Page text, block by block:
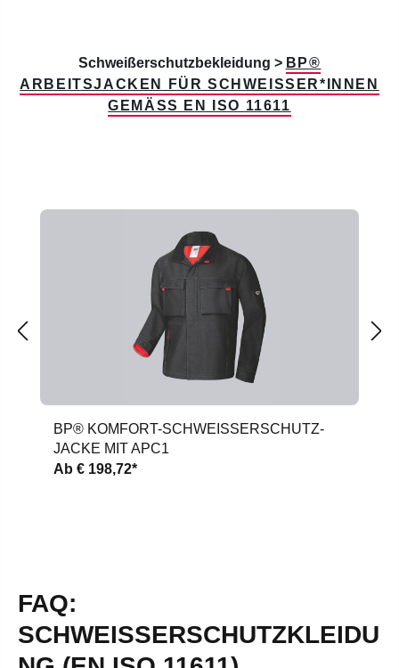
Schweißerschutzbekleidung > BP®
ARBEITSJACKEN FÜR SCHWEISSER*INNEN G
EMÄSS EN ISO 11611
BP® KOMFORT-SCHWEISSERSCHUTZ-J
ACKE MIT APC1
Ab € 198,72*
FAQ:
SCHWEISSERSCHUTZKLEIDUN